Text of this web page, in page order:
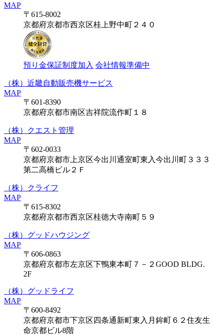
MAP
〒615-8002
京都府京都市西京区桂上野中町２４０
預り金保証制度加入 会社情報準備中
（株）近畿自動販売機サービス
MAP
〒601-8390
京都府京都市南区吉祥院流作町１８
（株）クエスト管理
MAP
〒602-0033
京都府京都市上京区今出川通室町東入今出川町３３３
第二高橋ビル２Ｆ
（株）クライフ
MAP
〒615-8302
京都府京都市西京区桂徳大寺南町５９
（株）グッドハウジング
MAP
〒606-0863
京都府京都市左京区下鴨東本町７－２GOOD BLDG.
2F
（株）グッドライフ
MAP
〒600-8492
京都府京都市下京区四条通新町東入月鉾町６２住友生
命京都ビル8階